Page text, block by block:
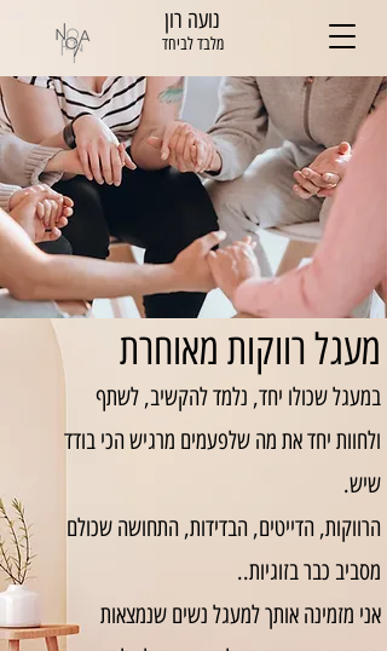
נועה רון
מלבד לביחד
מעגל רווקות מאוחרת
במעגל שכולו יחד, נלמד להקשיב, לשתף
ולחוות יחד את מה שלפעמים מרגיש הכי בודד
שיש.
הרווקות, הדייטים, הבדידות, התחושה שכולם
מסביב כבר בזוגיות..
אני מזמינה אותך למעגל נשים שנמצאות